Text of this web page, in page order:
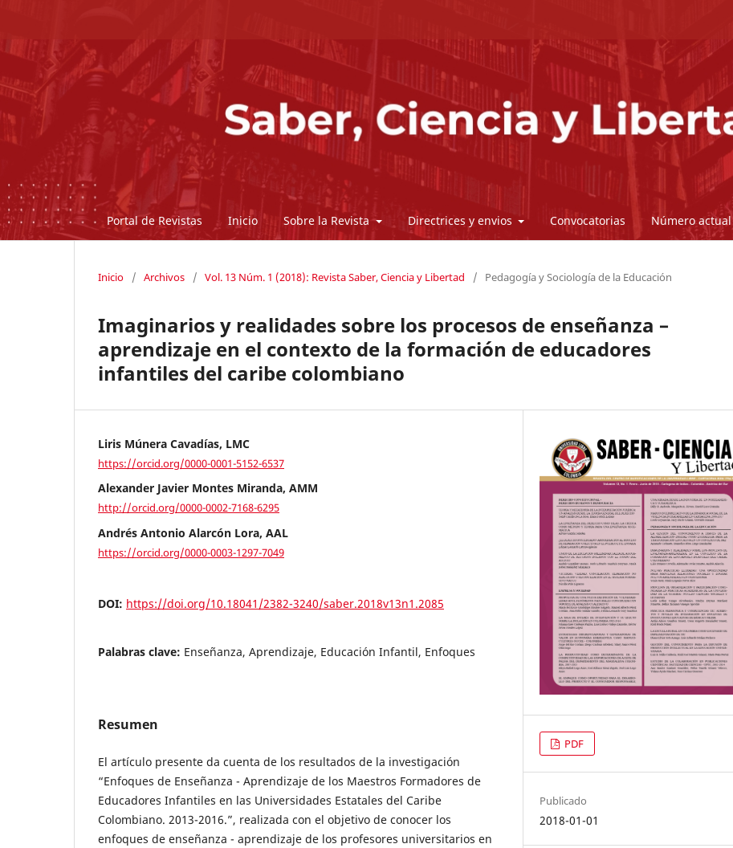
Portal de Revistas Inicio Sobre la Revista Directrices y envios Convocatorias Número actual
Inicio / Archivos / Vol. 13 Núm. 1 (2018): Revista Saber, Ciencia y Libertad / Pedagogía y Sociología de la Educación
Imaginarios y realidades sobre los procesos de enseñanza –
aprendizaje en el contexto de la formación de educadores
infantiles del caribe colombiano
Liris Múnera Cavadías, LMC
https://orcid.org/0000-0001-5152-6537
Alexander Javier Montes Miranda, AMM
http://orcid.org/0000-0002-7168-6295
Andrés Antonio Alarcón Lora, AAL
https://orcid.org/0000-0003-1297-7049
DOI: https://doi.org/10.18041/2382-3240/saber.2018v13n1.2085
Palabras clave: Enseñanza, Aprendizaje, Educación Infantil, Enfoques
Resumen
El artículo presente da cuenta de los resultados de la investigación
“Enfoques de Enseñanza - Aprendizaje de los Maestros Formadores de
Educadores Infantiles en las Universidades Estatales del Caribe
Colombiano. 2013-2016.”, realizada con el objetivo de conocer los
enfoques de enseñanza - aprendizaje de los profesores universitarios en
PDF
Publicado
2018-01-01